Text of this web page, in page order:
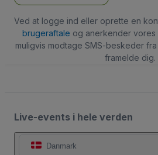
Ved at logge ind eller oprette en
brugeraftale og anerkender vores
muligvis modtage SMS-beskeder
framelde dig.
Live-events i hele verden
Danmark